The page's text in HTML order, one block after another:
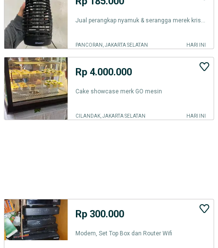
PANCORAN, JAKARTA SELATAN HARI INI
Rp 4.000.000
Cake showcase merk GO mesin
CILANDAK, JAKARTA SELATAN HARI INI
Rp 300.000
Modem, Set Top Box dan Router Wifi